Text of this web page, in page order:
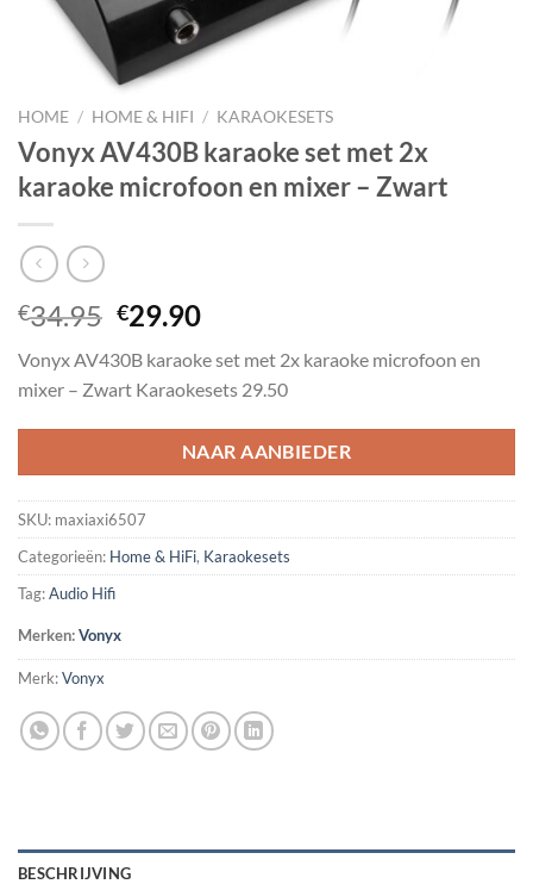
HOME / HOME & HIFI / KARAOKESETS
Vonyx AV430B karaoke set met 2x
karaoke microfoon en mixer – Zwart
€34.95 Oorspronkelijke
was:
€34.95.
€29.90Huidige
is:
€29.90.
Vonyx AV430B karaoke set met 2x karaoke microfoon en
mixer – Zwart Karaokesets 29.50
NAAR AANBIEDER
SKU: maxiaxi6507
Categorieën: Home & HiFi, Karaokesets
Tag:Audio Hifi
Merken:Vonyx
Merk:Vonyx
BESCHRIJVING